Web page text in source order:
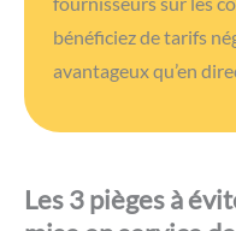
peut accéder au
vous perdez 24 à
Organisez
Sans SIRET, sans